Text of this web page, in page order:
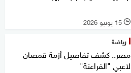
l 15 يونيو 2026
رياضة
مصر.. كشف تفاصيل أزمة قمصان
لاعبي "الفراعنة"